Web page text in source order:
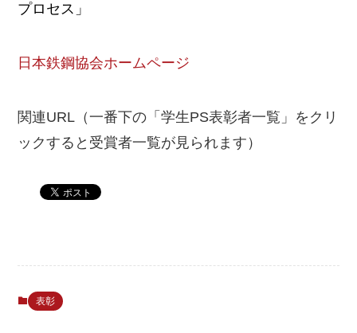
プロセス」
日本鉄鋼協会ホームページ
関連URL （一番下の「学生PS表彰者一覧」をクリ
ックすると受賞者一覧が見られます）
表彰